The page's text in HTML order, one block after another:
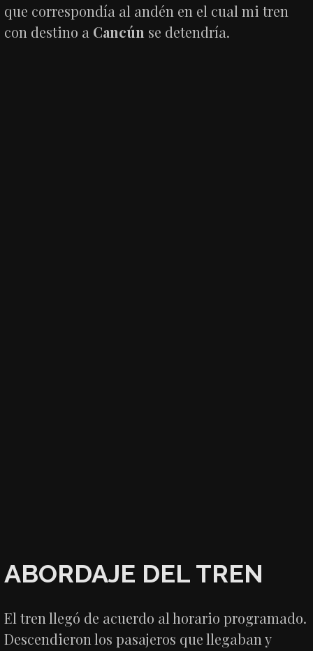
que correspondía al andén en el cual mi tren
con destino a Cancún se detendría.
ABORDAJE DEL TREN
El tren llegó de acuerdo al horario programado.
Descendieron los pasajeros que llegaban y